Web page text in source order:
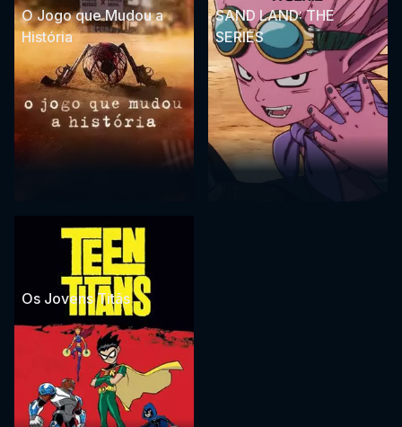
O Jogo que Mudou a
História
SAND LAND: THE
SERIES
Os Jovens Titãs